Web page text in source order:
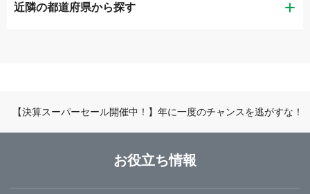
LIBERALA リベラーラお台場
ガリバー世田谷成城店
ガリバー練馬目白通り店
江東区
近隣の都道府県から探す
【決算スーパーセール開催中！】年に一度のチャンスを逃がすな！
お役立ち情報